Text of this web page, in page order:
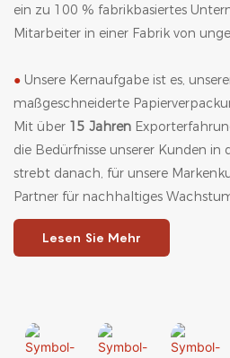
ein zu 100 % fabrikbasiertes
Mitarbeiter in einer Fabrik von
● Unsere Kernaufgabe ist es,
maßgeschneiderte
Mit über 15 Jahren
die Bedürfnisse unserer Kunden
strebt danach, für unsere
Partner für nachhaltiges
Lesen Sie Mehr